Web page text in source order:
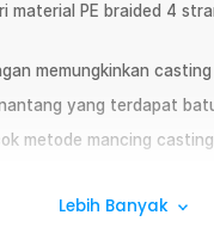
PE braided 4
memungkinkan
yang terdapat
metode mancing
korosif atau air tawar
Lebih Banyak